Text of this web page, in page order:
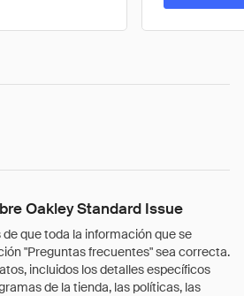
Oakley Standard Issue
que toda la información que se
"Preguntas frecuentes" sea correcta.
incluidos los detalles específicos
de la tienda, las políticas, las